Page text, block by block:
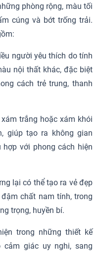
phòng rộng, màu tối
cúng và bớt trống trải.
người yêu thích do tính
nội thất khác, đặc biệt
cách trẻ trung, thanh
trắng hoặc xám khói
giúp tạo ra không gian
với phong cách hiện
lại có thể tạo ra vẻ đẹp
chất nam tính, trong
trọng, huyền bí.
trong những thiết kế
cảm giác uy nghi, sang